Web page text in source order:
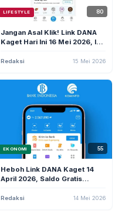
LIFESTYLE 80
Jangan Asal Klik! Link DANA
Kaget Hari Ini 16 Mei 2026, Ini
Perlu Diketahui
Redaksi 15 Mei 2026
EKONOMI 55
Heboh Link DANA Kaget 14
April 2026, Saldo Gratis
Rebutan Netizen
Redaksi 14 Mei 2026